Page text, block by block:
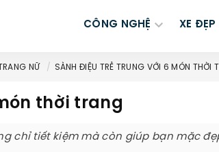
CÔNG NGHỆ XE ĐẸP
NỮ SÀNH ĐIỆU TRẺ TRUNG VỚI 6 MÓN THỜI
thời trang
chỉ tiết kiệm mà còn giúp bạn mặc